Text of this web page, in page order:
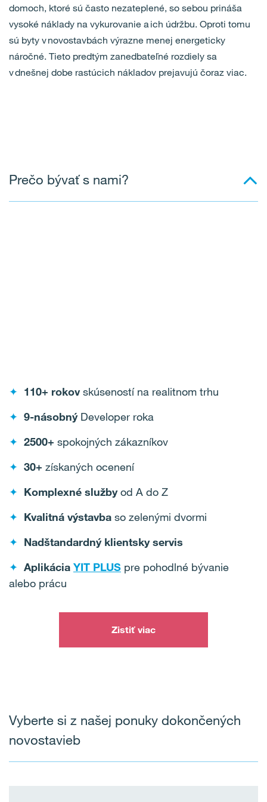
domoch, ktoré sú často nezateplené, so sebou prináša
vysoké náklady na vykurovanie a ich údržbu. Oproti tomu
sú byty v novostavbách výrazne menej energeticky
náročné. Tieto predtým zanedbateľné rozdiely sa
v dnešnej dobe rastúcich nákladov prejavujú čoraz viac.
Prečo bývať s nami?
✦ 110+ rokov skúseností na realitnom trhu
✦ 9-násobnýDeveloper roka
✦ 2500+ spokojných zákazníkov
✦ 30+ získaných ocenení
✦ Komplexné službyod A do Z
✦ Kvalitná výstavba so zelenými dvormi
✦ Nadštandardný klientsky servis
✦ Aplikácia YIT PLUS pre pohodlné bývanie
alebo prácu
Zistiť viac
Vyberte si z našej ponuky dokončených
novostavieb